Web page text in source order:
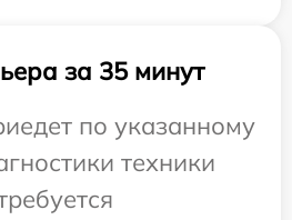
за 35 минут
по указанному
техники